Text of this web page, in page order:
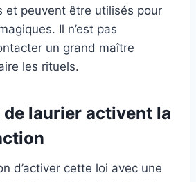
et peuvent être utilisés pour
Il n’est pas
un grand maître
les rituels.
laurier activent la
d’activer cette loi avec une